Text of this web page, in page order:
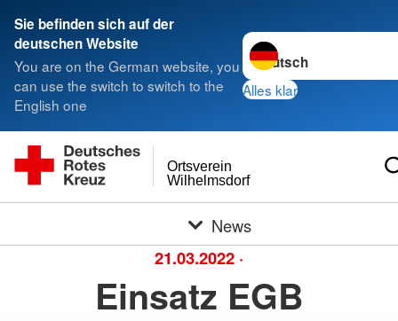
Sie befinden sich auf der
deutschen Website
You are on the German website, you
can use the switch to switch to the
English one
Sprache wechseln zu
Alles klar
Wilhelmsdorf
Ortsverein
News
21.03.2022 ·
Einsatz EGB